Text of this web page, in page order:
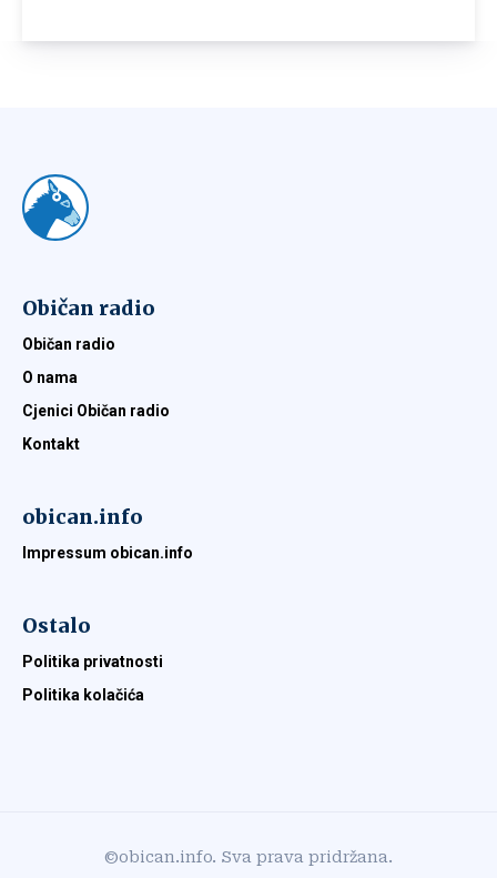
Običan radio
Običan radio
O nama
Cjenici Običan radio
Kontakt
obican.info
Impressum obican.info
Ostalo
Politika privatnosti
Politika kolačića
©obican.info. Sva prava pridržana.